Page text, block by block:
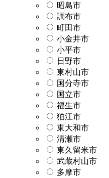
昭島市
調布市
町田市
小金井市
小平市
日野市
東村山市
国分寺市
国立市
福生市
狛江市
東大和市
清瀬市
東久留米市
武蔵村山市
多摩市